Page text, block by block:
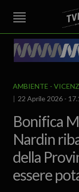
STREET TG
AREA BERICA
EDITORIALE ITALIA E
SPORT
IL GRAFFIO
AMBIENTE
22 Aprile 2026 -
Bonifica
Nardin
della
essere